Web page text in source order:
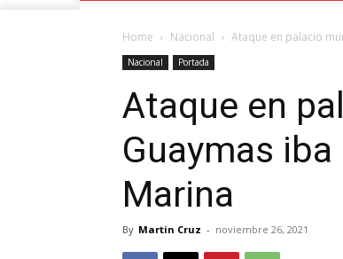
Home Nacional Ataque en palacio
Nacional Portada
Ataque en
Guaymas
Marina
By Martin Cruz - noviembre 26, 2021